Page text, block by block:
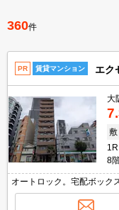
360件
PR 賃貸マンション エク
大
敷
1R
8
オートロック。宅配ボック
別。室内洗濯機置場。温水